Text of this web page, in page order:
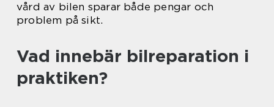
vård av bilen sparar både pengar och
problem på sikt.
Vad innebär bilreparation i
praktiken?